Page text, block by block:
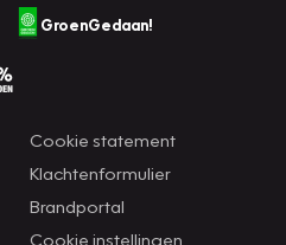
GroenGedaan!
Cookie statement
Klachtenformulier
Brandportal
Cookie instellingen